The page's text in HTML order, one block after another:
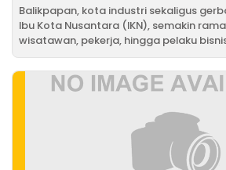
Balikpapan, kota industri sekaligus
Ibu Kota Nusantara (IKN), semakin
wisatawan, pekerja, hingga pelaku